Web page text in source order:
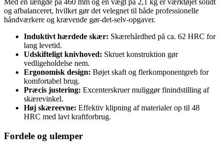
Med en længde på 460 mm og en vægt på 2,1 kg er værktøjet solidt
og afbalanceret, hvilket gør det velegnet til både professionelle
håndværkere og krævende gør-det-selv-opgaver.
Induktivt hærdede skær: Skærehårdhed på ca. 62 HRC for
lang levetid.
Udskifteligt knivhoved: Skruet konstruktion gør
vedligeholdelse nem.
Ergonomisk design: Bøjet skaft og flerkomponentgreb for
komfortabel brug.
Præcis justering: Excenterskruer muliggør finindstilling af
skærevinkel.
Høj skæreevne: Effektiv klipning af materialer op til 48
HRC med lavt kraftforbrug.
Fordele og ulemper